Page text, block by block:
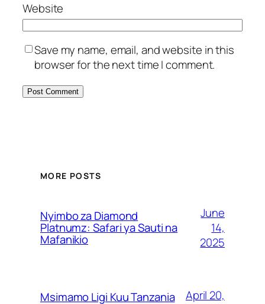
Website
Save my name, email, and website in this
browser for the next time I comment.
MORE POSTS
Nyimbo za Diamond
Platnumz: Safari ya Sauti na
Mafanikio
June
14,
2025
Msimamo Ligi Kuu Tanzania
April 20,